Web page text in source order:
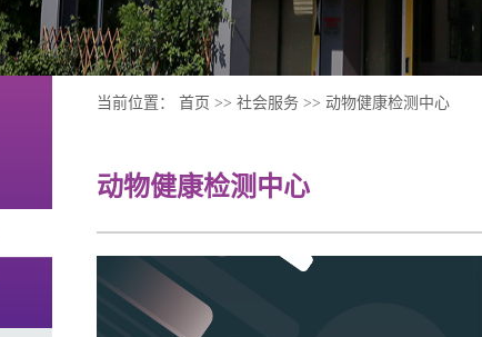
当前位置： 首页 >> 社会服务 >> 动物健康检测中心
动物健康检测中心